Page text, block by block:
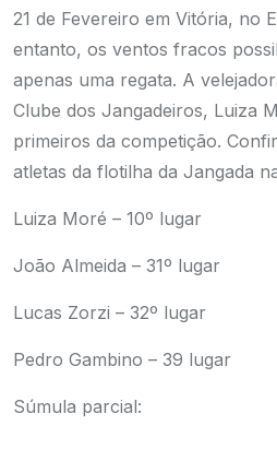
21 de Fevereiro em Vitória, no
entanto, os ventos fracos
apenas uma regata. A
Clube dos Jangadeiros, Luiza
primeiros da competição.
atletas da flotilha da Jangada
Luiza Moré – 10º lugar
João Almeida – 31º lugar
Lucas Zorzi – 32º lugar
Pedro Gambino – 39 lugar
Súmula parcial: